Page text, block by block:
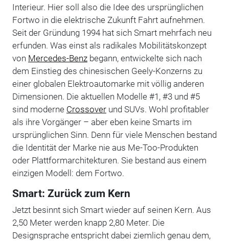
Interieur. Hier soll also die Idee des ursprünglichen
Fortwo in die elektrische Zukunft Fahrt aufnehmen.
Seit der Gründung 1994 hat sich Smart mehrfach neu
erfunden. Was einst als radikales Mobilitätskonzept
von Mercedes-Benzbegann, entwickelte sich nach
dem Einstieg des chinesischen Geely-Konzerns zu
einer globalen Elektroautomarke mit völlig anderen
Dimensionen. Die aktuellen Modelle #1, #3 und #5
sind moderne Crossoverund SUVs. Wohl profitabler
als ihre Vorgänger – aber eben keine Smarts im
ursprünglichen Sinn. Denn für viele Menschen bestand
die Identität der Marke nie aus Me-Too-Produkten
oder Plattformarchitekturen. Sie bestand aus einem
einzigen Modell: dem Fortwo.
Smart: Zurück zum Kern
Jetzt besinnt sich Smart wieder auf seinen Kern. Aus
2,50 Meter werden knapp 2,80 Meter. Die
Designsprache entspricht dabei ziemlich genau dem,